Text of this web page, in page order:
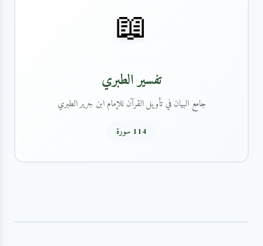
📖
تفسير الطبري
جامع البيان في تأويل القرآن للإمام ابن جرير الطبري
114 سورة